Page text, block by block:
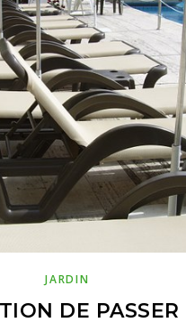
JARDIN
DE PASSER